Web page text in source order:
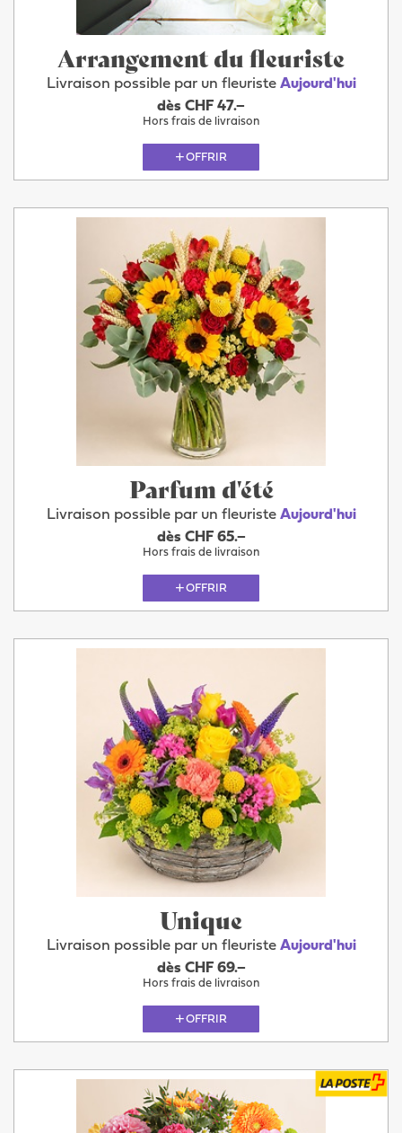
Arrangement du fleuriste
Livraison possible par un fleuriste Aujourd'hui
dès CHF 47.–
Hors frais de livraison
OFFRIR
Parfum d'été
Livraison possible par un fleuriste Aujourd'hui
dès CHF 65.–
Hors frais de livraison
OFFRIR
Unique
Livraison possible par un fleuriste Aujourd'hui
dès CHF 69.–
Hors frais de livraison
OFFRIR